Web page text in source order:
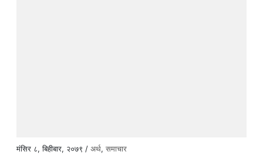
मंसिर ८, बिहीबार, २०७९ /अर्थ,समाचार